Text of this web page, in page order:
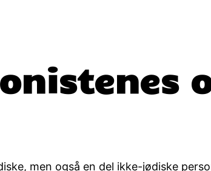
men også en del ikke-jødiske